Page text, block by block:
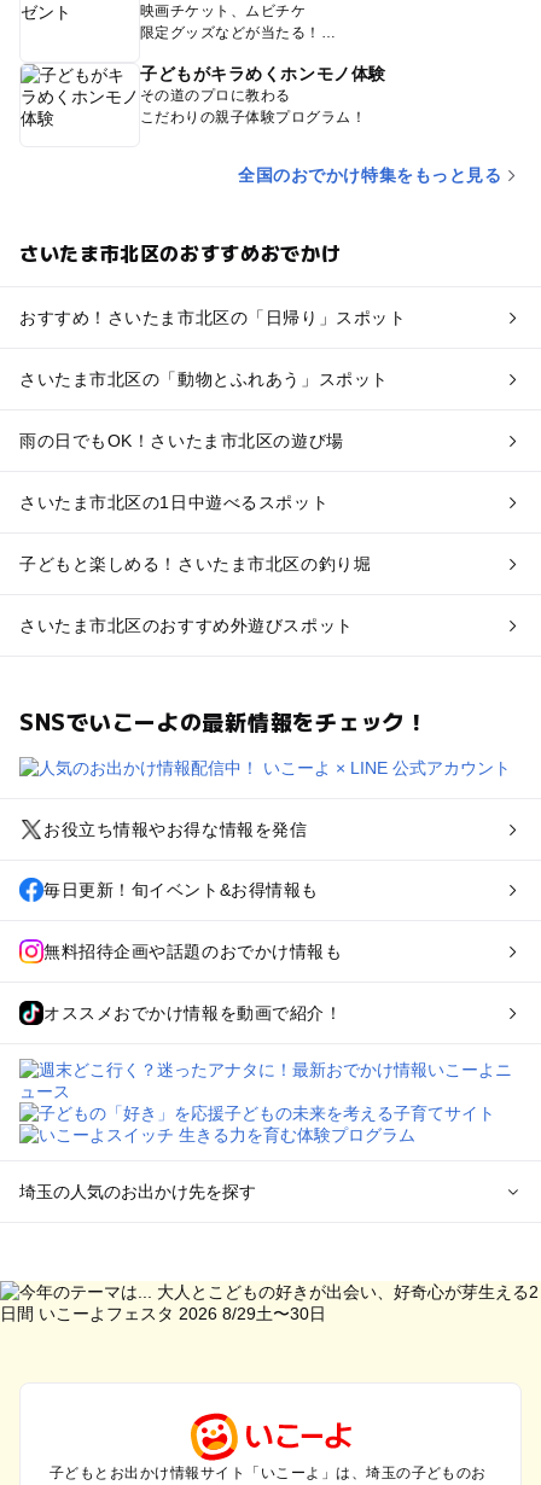
映画チケット、ムビチケ
限定グッズなどが当たる！
子どもがキラめくホンモノ体験
その道のプロに教わる
こだわりの親子体験プログラム！
全国のおでかけ特集をもっと見る
さいたま市北区のおすすめおでかけ
おすすめ！さいたま市北区の「日帰り」スポット
さいたま市北区の「動物とふれあう」スポット
雨の日でもOK！さいたま市北区の遊び場
さいたま市北区の1日中遊べるスポット
子どもと楽しめる！さいたま市北区の釣り堀
さいたま市北区のおすすめ外遊びスポット
SNSでいこーよの最新情報をチェック！
お役立ち情報やお得な情報を発信
毎日更新！旬イベント&お得情報も
無料招待企画や話題のおでかけ情報も
オススメおでかけ情報を動画で紹介！
埼玉の人気のお出かけ先を探す
を探す
川越・所沢・入間・新座のプールお出かけ
秩父・長瀞のプールお出かけ
川口・戸田・和光・朝霞のプールお出かけ
飯能・坂戸・東松山・日高のプールお出かけ
久喜・行田・加須・羽生のプールお出かけ
子どもとお出かけ情報サイト「いこーよ」は、埼玉の子どものお